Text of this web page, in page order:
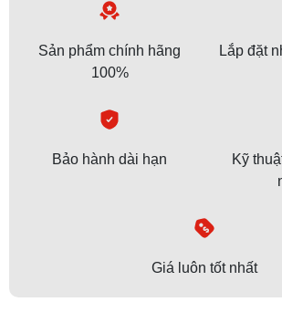
Sản phẩm chính hãng
100%
Lắp đặt
Bảo hành dài hạn
Kỹ
Giá luôn tốt nhất